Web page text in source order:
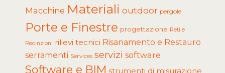
Macchine Materiali outdoor pergole
Porte e Finestre progettazione Reti e
Recinzioni rilievi tecnici Risanamento e Restauro
serramenti Services servizi software
Software e BIM strumenti di misurazione